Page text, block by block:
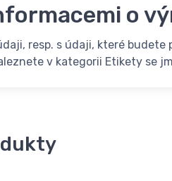
o
resp. s údaji, které budete
v kategorii Etikety se